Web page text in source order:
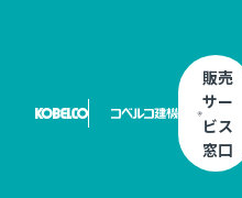
販売
サー
ビス
窓口